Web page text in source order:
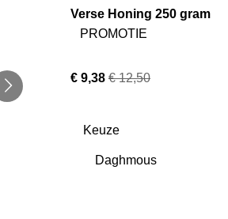
Verse Honing 250 gram
PROMOTIE
€ 9,38 € 12,50
Keuze